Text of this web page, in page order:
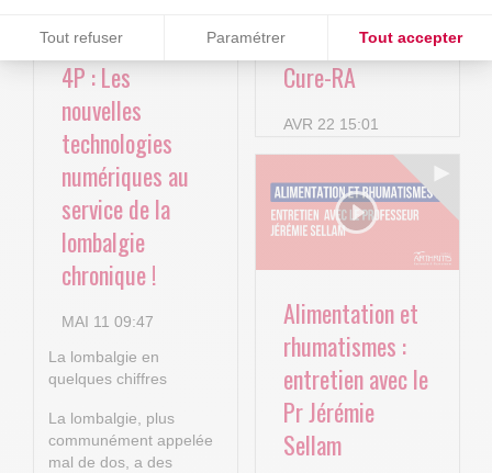
Tout refuser Paramétrer Tout accepter
Axeptio consent
Plateforme de Gestion du Consentement : Personnalisez vos
Notre plateforme vous permet d'adapter et de gérer vos
Le projet BACK-
4P : Les
nouvelles
technologies
numériques au
service de la
lombalgie
chronique !
MAI 11 09:47
La lombalgie en
quelques chiffres
La lombalgie, plus
communément appelée
mal de dos, a des
Arthritis4Cure -
Cure-RA
AVR 22 15:01
Alimentation et
rhumatismes :
entretien avec le
Pr Jérémie
Sellam